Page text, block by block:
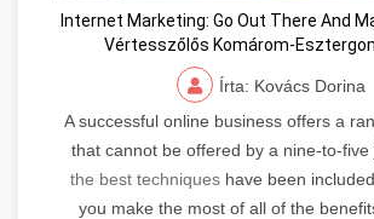
Internet Marketing: Go Out There And
Vértesszőlős Komárom-
Írta: Kovács Dorina
A successful online business offers a
that cannot be offered by a nine-to-five
the best techniques have been
you make the most of all of the